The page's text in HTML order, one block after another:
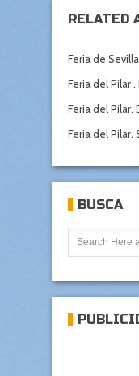
RELATED
Feria de
Feria del Pilar
Feria del Pilar.
Feria del Pilar.
BUSCA